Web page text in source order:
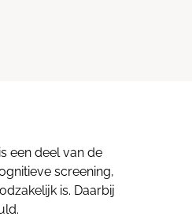
een deel van de
screening,
is. Daarbij